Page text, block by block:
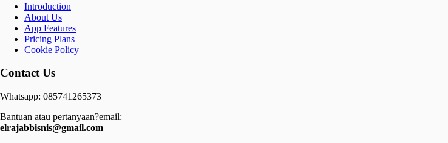
Introduction
About Us
App Features
Pricing Plans
Cookie Policy
Contact Us
Whatsapp: 085741265373
Bantuan atau pertanyaan?email:
elrajabbisnis@gmail.com